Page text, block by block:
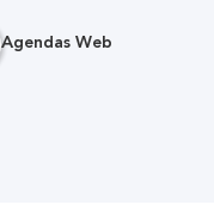
Agendas Web